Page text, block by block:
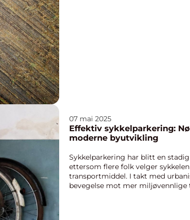
07 mai 2025
Effektiv sykkelparkering:
moderne byutvikling
Sykkelparkering har blitt en
ettersom flere folk velger
transportmiddel. I takt med
bevegelse mot mer